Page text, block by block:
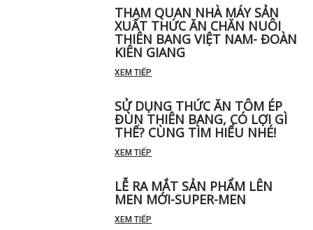
THAM QUAN NHÀ MÁY SẢN
XUẤT THỨC ĂN CHĂN NUÔI
THIÊN BANG VIỆT NAM- ĐOÀN
KIÊN GIANG
XEM TIẾP
SỬ DỤNG THỨC ĂN TÔM ÉP
ĐÙN THIÊN BANG, CÓ LỢI GÌ
THẾ? CÙNG TÌM HIỂU NHÉ!
XEM TIẾP
LỄ RA MẮT SẢN PHẨM LÊN
MEN MỚI-SUPER-MEN
XEM TIẾP